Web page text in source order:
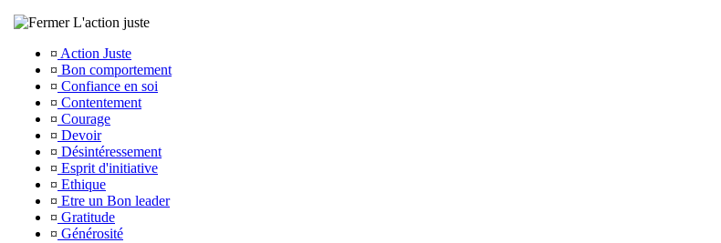
L'action juste
¤ Action Juste
¤ Bon comportement
¤ Confiance en soi
¤ Contentement
¤ Courage
¤ Devoir
¤ Désintéressement
¤ Esprit d'initiative
¤ Ethique
¤ Etre un Bon leader
¤ Gratitude
¤ Générosité